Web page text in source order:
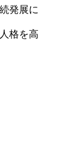
発展に
格を高